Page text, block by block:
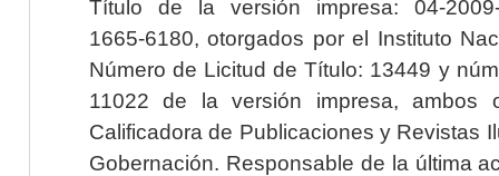
Título de la versión impresa: 04-2009-
1665-6180, otorgados por el Instituto
Número de Licitud de Título: 13449 y
11022 de la versión impresa, ambos
Calificadora de Publicaciones y Revistas
Gobernación. Responsable de la última